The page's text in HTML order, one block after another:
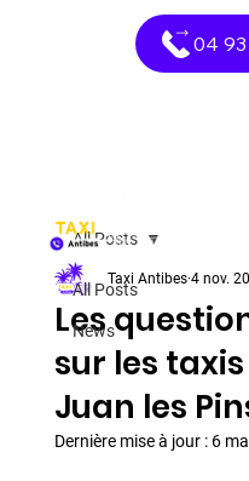
04
All Posts
News
All Posts
Les
sur les
Juan les
Taxi Antibes 4 nov.
Dernière mise à jour : 6